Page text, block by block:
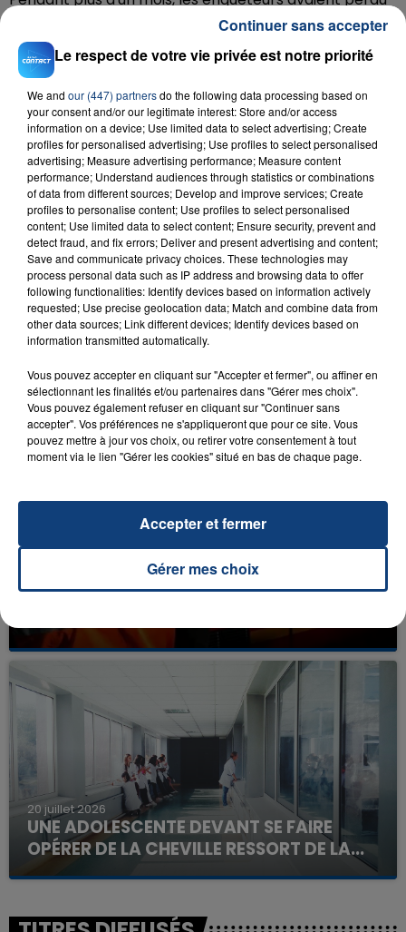
la trace du braqueur, jusqu'à ces derniers éléments qui
leur ont permis de remonter jusqu'à lui.
Rédoine Faïd s'était déjà échappé de prison, c'était en
avril 2013 à la prison de Sequedin près de Lille.
This Is What You Came For
CALVIN HARRIS FEAT. RIHANNA
RADIO CONTACT
FIL D'ACTU
INCENDIE MORTEL À LENS : UNE FEMME ET
Un homme s'est immolé par le feu après avoir
aspergé sa compagne et leur bébé de trois mois
d'un liquide inflammable.
20 juillet 2026
UNE ADOLESCENTE DEVANT SE FAIRE
OPÉRER DE LA CHEVILLE RESSORT DE LA...
La famille a porté plainte contre la clinique qui a
excuses.
Le respect de votre vie privée est notre priorité
We and our (447) partnersdo the following data processing based on
your consent and/or our legitimate interest: Store and/or access
information on a device; Use limited data to select advertising; Create
profiles for personalised advertising; Use profiles to select personalised
advertising; Measure advertising performance; Measure content
performance; Understand audiences through statistics or combinations
of data from different sources; Develop and improve services; Create
profiles to personalise content; Use profiles to select personalised
content; Use limited data to select content; Ensure security, prevent and
detect fraud, and fix errors; Deliver and present advertising and content;
Save and communicate privacy choices. These technologies may
process personal data such as IP address and browsing data to offer
following functionalities: Identify devices based on information actively
requested; Use precise geolocation data; Match and combine data from
other data sources; Link different devices; Identify devices based on
information transmitted automatically.
Vous pouvez accepter en cliquant sur "Accepter et fermer", ou affiner en
sélectionnant les finalités et/ou partenaires dans "Gérer mes choix".
Vous pouvez également refuser en cliquant sur "Continuer sans
accepter". Vos préférences ne s'appliqueront que pour ce site. Vous
pouvez mettre à jour vos choix, ou retirer votre consentement à tout
moment via le lien "Gérer les cookies" situé en bas de chaque page.
Gérer mes choix
Accepter et fermer
Continuer sans accepter